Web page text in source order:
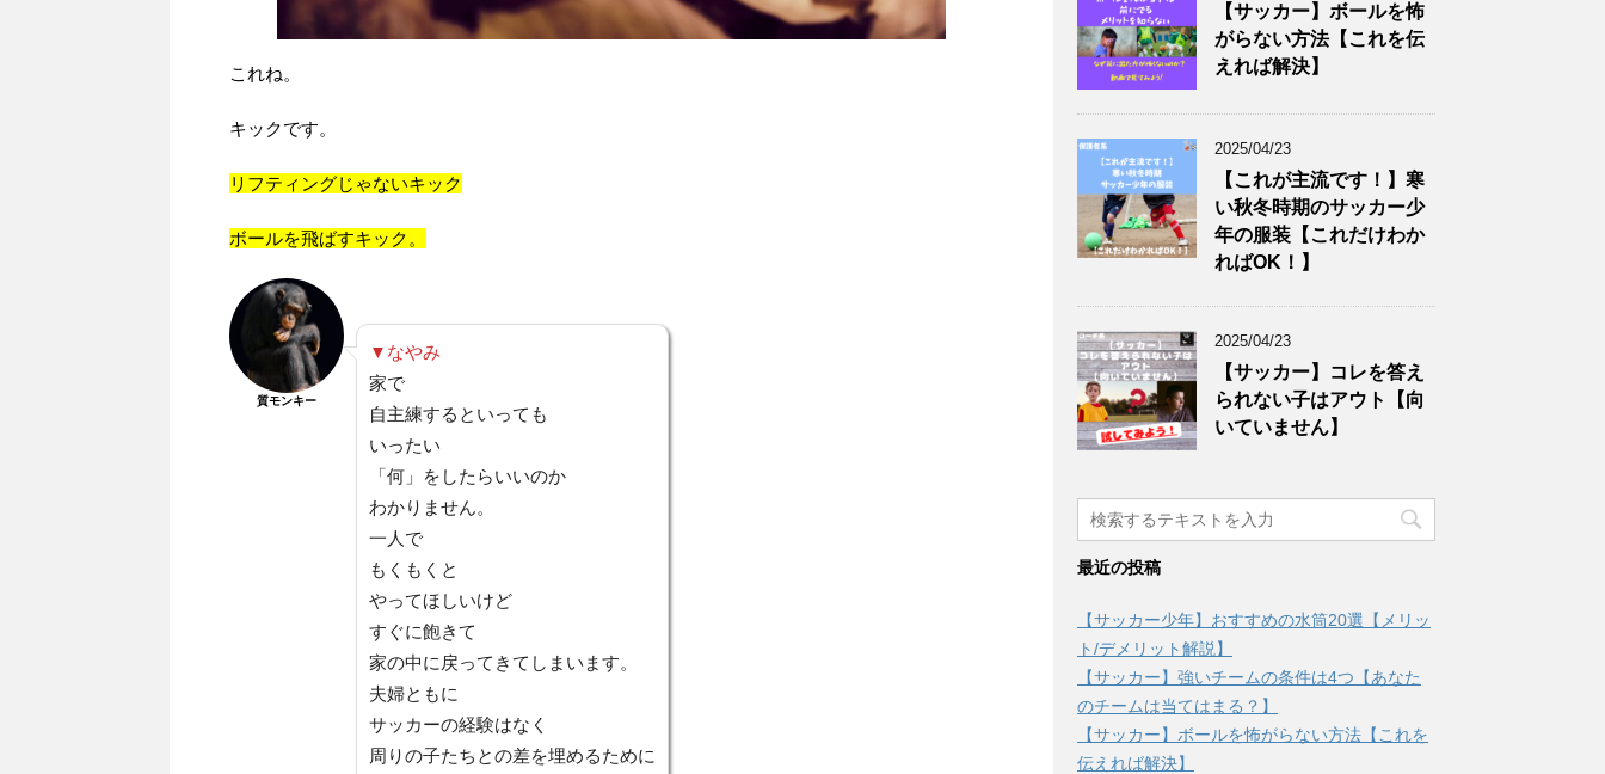
これね。
キックです。
リフティングじゃないキック
ボールを飛ばすキック。
質モンキー
▼なやみ
家で
自主練するといっても
いったい
「何」をしたらいいのか
わかりません。
一人で
もくもくと
やってほしいけど
すぐに飽きて
家の中に戻ってきてしまいます。
夫婦ともに
サッカーの経験はなく
周りの子たちとの差を埋めるために
【サッカー】ボールを怖
がらない方法【これを伝
えれば解決】
2025/04/23
【これが主流です！】寒
い秋冬時期のサッカー少
年の服装【これだけわか
ればOK！】
2025/04/23
【サッカー】コレを答え
られない子はアウト【向
いていません】
最近の投稿
【サッカー少年】おすすめの水筒20選【メリッ
ト/デメリット解説】
【サッカー】強いチームの条件は4つ【あなた
のチームは当てはまる？】
【サッカー】ボールを怖がらない方法【これを
伝えれば解決】